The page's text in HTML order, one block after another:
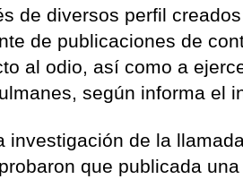
de diversos perfil
de publicaciones de
al odio, así como a
según informa el
investigación de la
que publicada